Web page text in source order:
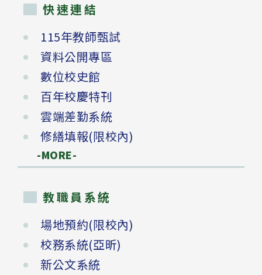
快速連結
115年教師甄試
資料公開專區
數位校史館
百年校慶特刊
雲端差勤系統
修繕填報(限校內)
-MORE-
教職員系統
場地預約(限校內)
校務系統(亞昕)
新公文系統